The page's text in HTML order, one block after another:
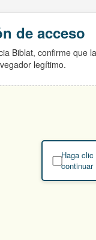
de acceso
Biblat, confirme que
legítimo.
Haga clic
continuar